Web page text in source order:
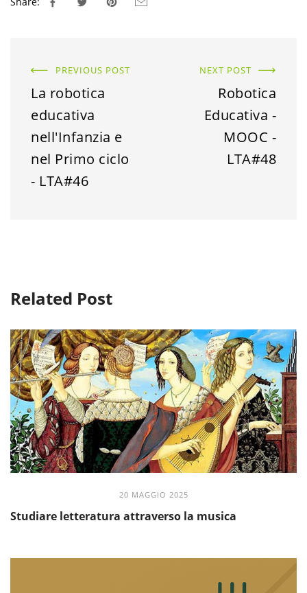
PREVIOUS POST
La robotica
educativa
nell'Infanzia e
nel Primo ciclo
- LTA#46
NEXT POST
Robotica
Educativa -
MOOC -
LTA#48
Related Post
20 MAGGIO 2025
Studiare letteratura attraverso la musica